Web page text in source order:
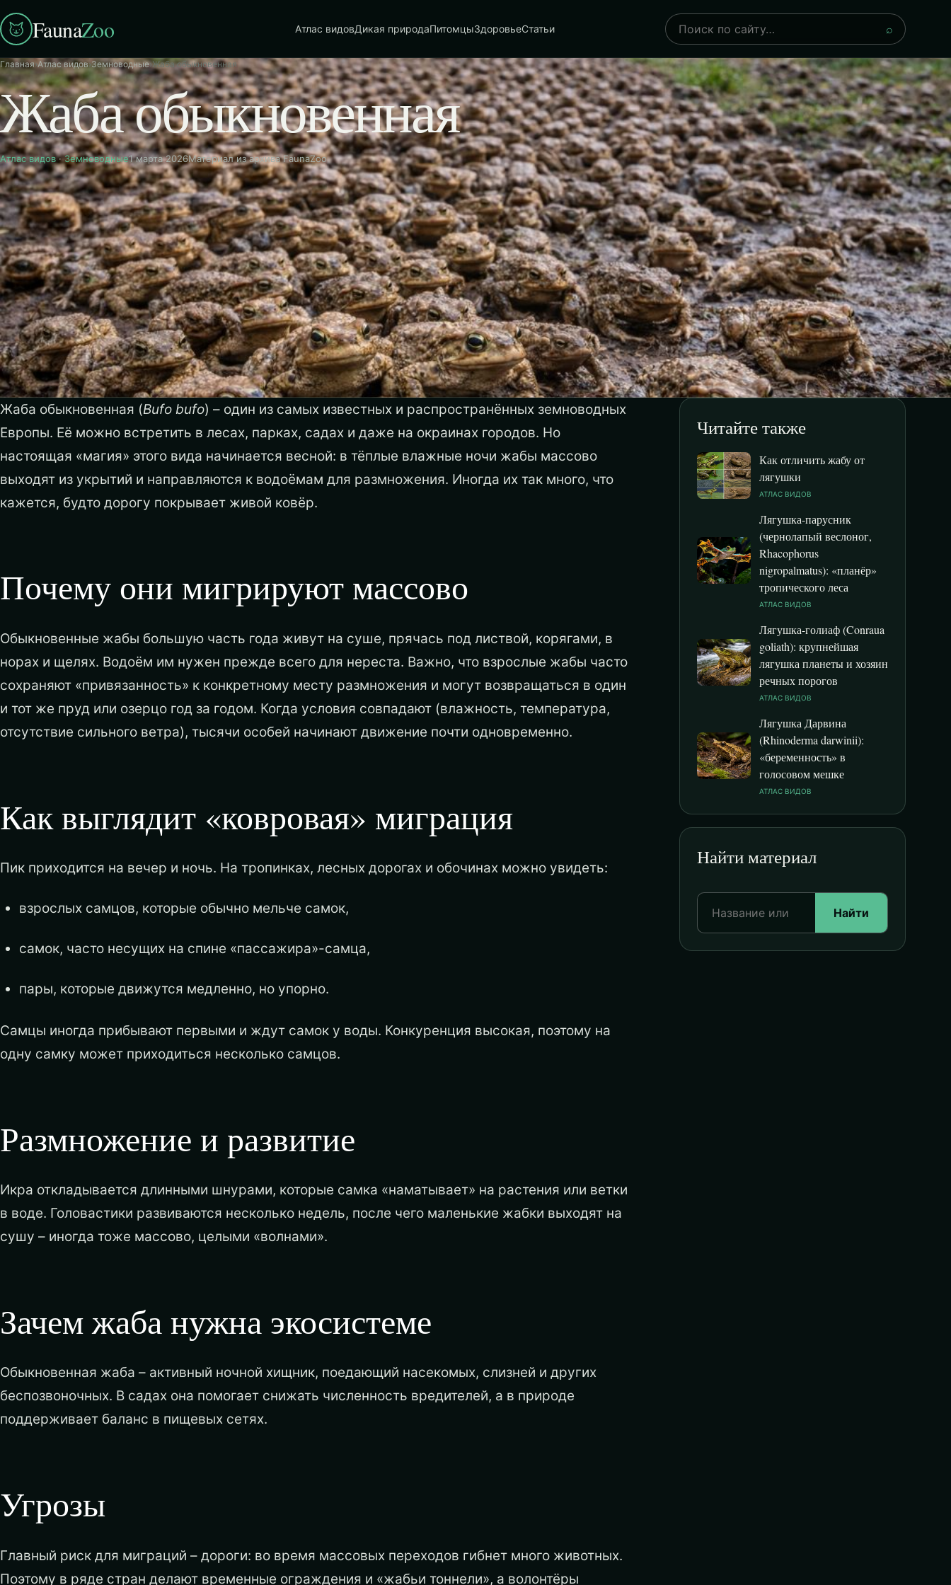
FaunaZoo Атлас видовДикая природаПитомцыЗдоровьеСтатьи
Поиск
⌕
Главная›Атлас видов›Земноводные›Жаба обыкновенная
Жаба обыкновенная
Атлас видов·Земноводные1 марта 2026Материал из архива FaunaZoo
Жаба обыкновенная (Bufo bufo) – один из самых известных и распространённых земноводных
Европы. Её можно встретить в лесах, парках, садах и даже на окраинах городов. Но
настоящая «магия» этого вида начинается весной: в тёплые влажные ночи жабы массово
выходят из укрытий и направляются к водоёмам для размножения. Иногда их так много, что
кажется, будто дорогу покрывает живой ковёр.
Почему они мигрируют массово
Обыкновенные жабы большую часть года живут на суше, прячась под листвой, корягами, в
норах и щелях. Водоём им нужен прежде всего для нереста. Важно, что взрослые жабы часто
сохраняют «привязанность» к конкретному месту размножения и могут возвращаться в один
и тот же пруд или озерцо год за годом. Когда условия совпадают (влажность, температура,
отсутствие сильного ветра), тысячи особей начинают движение почти одновременно.
Как выглядит «ковровая» миграция
Пик приходится на вечер и ночь. На тропинках, лесных дорогах и обочинах можно увидеть:
взрослых самцов, которые обычно мельче самок,
самок, часто несущих на спине «пассажира»-самца,
пары, которые движутся медленно, но упорно.
Самцы иногда прибывают первыми и ждут самок у воды. Конкуренция высокая, поэтому на
одну самку может приходиться несколько самцов.
Размножение и развитие
Икра откладывается длинными шнурами, которые самка «наматывает» на растения или ветки
в воде. Головастики развиваются несколько недель, после чего маленькие жабки выходят на
сушу – иногда тоже массово, целыми «волнами».
Зачем жаба нужна экосистеме
Обыкновенная жаба – активный ночной хищник, поедающий насекомых, слизней и других
беспозвоночных. В садах она помогает снижать численность вредителей, а в природе
поддерживает баланс в пищевых сетях.
Угрозы
Главный риск для миграций – дороги: во время массовых переходов гибнет много животных.
Поэтому в ряде стран делают временные ограждения и «жабьи тоннели», а волонтёры
Читайте также
Как отличить жабу от
лягушки
АТЛАС ВИДОВ
Лягушка-парусник
(чернолапый веслоног,
Rhacophorus
nigropalmatus): «планёр»
тропического леса
АТЛАС ВИДОВ
Лягушка-голиаф (Conraua
goliath): крупнейшая
лягушка планеты и хозяин
речных порогов
АТЛАС ВИДОВ
Лягушка Дарвина
(Rhinoderma darwinii):
«беременность» в
голосовом мешке
АТЛАС ВИДОВ
Найти материал
Найти